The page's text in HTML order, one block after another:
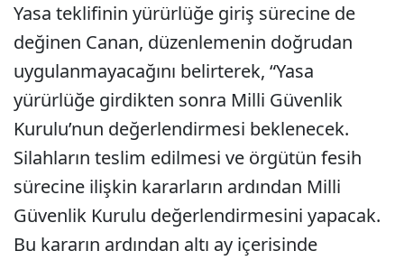
Yasa teklifinin yürürlüğe giriş sürecine de
değinen Canan, düzenlemenin doğrudan
uygulanmayacağını belirterek, “Yasa
yürürlüğe girdikten sonra Milli Güvenlik
Kurulu’nun değerlendirmesi beklenecek.
Silahların teslim edilmesi ve örgütün fesih
sürecine ilişkin kararların ardından Milli
Güvenlik Kurulu değerlendirmesini yapacak.
Bu kararın ardından altı ay içerisinde